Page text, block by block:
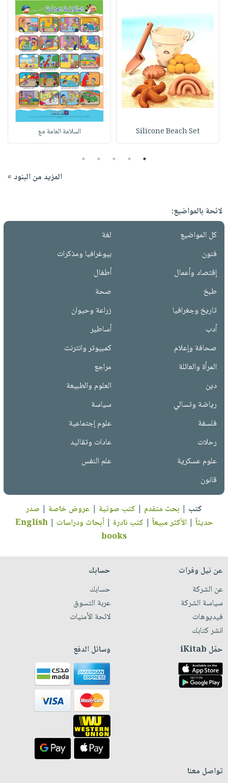
Silicone Beach Set السلامة العامة مع
1
2
3
4
5
المزيد من البنود »
لائحة بالمواضيع:
كل المواضيع
لغة
فنون
بيوغرافيا ومذكرات
إقتصاد وأعمال
أطفال
طبخ
صحة
تاريخ وجغرافيا
زراعة وحيوان
أدب
أساطير
صحافة وإعلام
كمبيوتر وانترنت
المرأة والعائلة
مراجع
دين
العلوم والطبيعة
رياضة وتسالي
سياسة
فلسفة
علوم إجتماعية
رحلات
عادات وتقاليد
علوم عسكرية
علم النفس
قانون
كتب | بحث متقدم | كتب صوتية | عروض خاصة | صدر
حديثاً |الأكثر مبيعاً | كتب نادرة |أبحاث ودراسات |
English
books
عن نيل وفرات
عن الشركة
سياسة الشركة
فيديوهات
انشر كتابك
حسابك
حسابك
عربة التسوق
لائحة الأمنيات
حمّل iKitab وسائل الدفع
تواصل معنا